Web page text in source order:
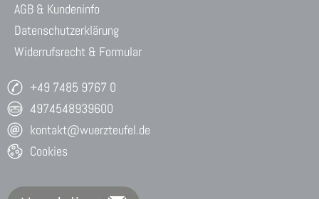
AGB & Kundeninfo
Datenschutzerklärung
Widerrufsrecht & Formular
+49 7485 9767 0
4974548939600
kontakt@wuerzteufel.de
Cookies